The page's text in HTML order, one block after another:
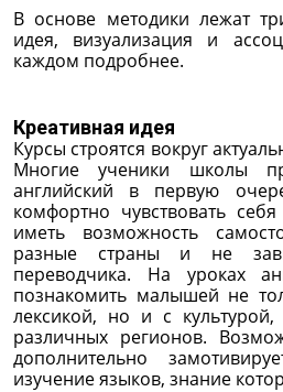
В основе методики лежат
идея, визуализация и
каждом подробнее.
Креативная идея
Курсы строятся вокруг
Многие ученики школы
английский в первую
комфортно чувствовать
иметь возможность
разные страны и не
переводчика. На уроках
познакомить малышей не
лексикой, но и с
различных регионов.
дополнительно
изучение языков, знание